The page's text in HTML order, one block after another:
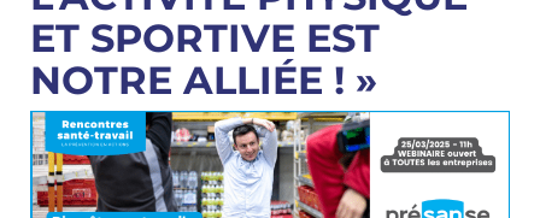
ET SPORTIVE EST
NOTRE ALLIÉE ! »